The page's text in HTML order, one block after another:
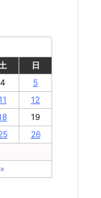
土
日
4
5
12
19
26